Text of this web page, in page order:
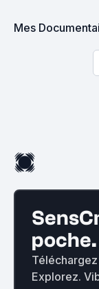
Mes
poche.
Téléchargez
Explorez.